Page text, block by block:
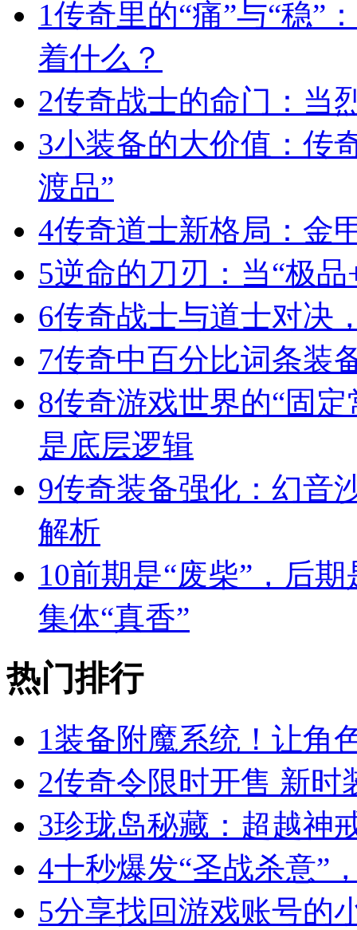
1传奇里的“痛”与“稳”
着什么？
2传奇战士的命门：当
3小装备的大价值：传
渡品”
4传奇道士新格局：金
5逆命的刀刃：当“极
6传奇战士与道士对决
7传奇中百分比词条装
8传奇游戏世界的“固
是底层逻辑
9传奇装备强化：幻音
解析
10前期是“废柴”，后
集体“真香”
热门排行
1装备附魔系统！让角
2传奇令限时开售 新时
3珍珑岛秘藏：超越神
4十秒爆发“圣战杀意”
5分享找回游戏账号的